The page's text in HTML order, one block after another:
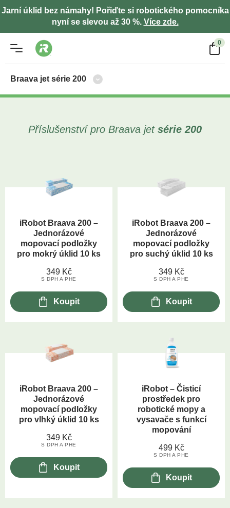
Jarní úklid bez námahy! Pořiďte si robotického pomocníka
nyní se slevou až 30 %. Více zde.
0
Braava jet série 200
Příslušenství pro Braava jet série 200
iRobot Braava 200 –
Jednorázové
mopovací podložky
pro mokrý úklid 10 ks
349 Kč
S DPH A PHE
Koupit
iRobot Braava 200 –
Jednorázové
mopovací podložky
pro suchý úklid 10 ks
349 Kč
S DPH A PHE
Koupit
iRobot Braava 200 –
Jednorázové
mopovací podložky
pro vlhký úklid 10 ks
349 Kč
S DPH A PHE
Koupit
iRobot – Čisticí
prostředek pro
robotické mopy a
vysavače s funkcí
mopování
499 Kč
S DPH A PHE
Koupit